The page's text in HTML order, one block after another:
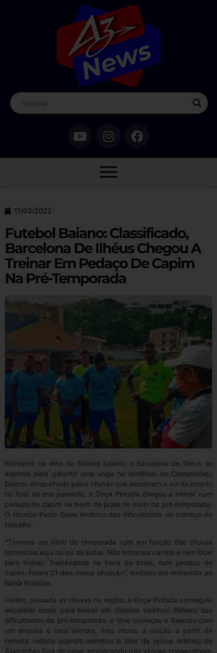
17/03/2022
Futebol Baiano: Classificado,
Barcelona De Ilhéus Chegou A
Treinar Em Pedaço De Capim
Na Pré-Temporada
Estreante na elite do futebol baiano, o Barcelona de Ilhéus se
superou para garantir uma vaga na semifinal do Campeonato
Baiano. Atrapalhado pelas chuvas que assolaram o sul do estado
no final do ano passado, a Onça Pintada chegou a treinar num
pedaço de capim na beira da praia no início da pré-temporada.
O técnico Paulo Sales lembrou das dificuldades no começo do
trabalho.
“Tivemos um início de temporada ruim em função das chuvas
torrenciais aqui no sul da Bahia. Não tínhamos campo e nem local
para treinar. Treinávamos na beira da praia, num pedaço de
capim. Foram 21 dias nessa situação”, lembrou em entrevista ao
Bahia Notícias.
Porém, passada as chuvas na região, a Onça Pintada conseguiu
encontrar locais para treinar em cidades vizinhas. Reflexo das
dificuldades da pré-temporada, o time começou o Baianão com
um empate e uma derrota, mas iniciou a reação a partir da
terceira rodada quando derrotou o líder da época Atlético de
Alagoinhas fora de casa, emplacando três vitórias consecutivas,